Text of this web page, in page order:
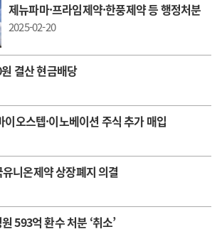
제뉴파마·프라임제약·한풍제약 등 행정처분
2025-02-20
결산 현금배당
오스텝·이노베이션 주식 추가 매입
니온제약 상장폐지 의결
593억 환수 처분 ‘취소’